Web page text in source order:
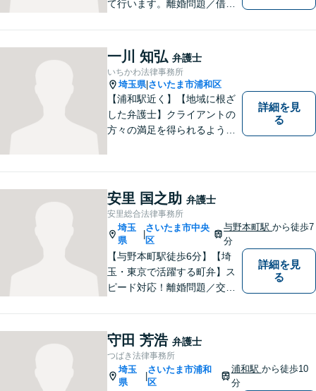
て行います。離婚問題／借
幅広く対応しております。迅
速かつ丁寧な対応を心がけて
おりますので、お気軽にご相
談ください。【弁護士歴10年
以上】【初回相談30分無料】
一川 知弘 弁護士
いちかわ法律事務所
埼玉県| さいたま市浦和区
【浦和駅近く】【地域に根ざ
した弁護士】クライアントの
方々の満足を得られるよう最
題／企業法務など、幅広く対
応可能。【明確な料金体系】
法律トラブルでお悩みの方
は、どうぞお気軽にご相談く
ださい。
詳細を見
る
安里 国之助 弁護士
安里総合法律事務所
埼玉
県
さいたま市中央
区
与野本町駅から徒歩7
分
【与野本町駅徒歩6分】【埼
玉・東京で活躍する町弁】ス
ピード対応！離婚問題／交通
など、お困りごとがあればお
気軽にご相談ください！皆様
が平穏な日々を取り戻せるよ
う、尽力してまいります。
【土日祝・夜間対応◎】
詳細を見
る
守田 芳浩 弁護士
つばき法律事務所
埼玉
県
|
さいたま市浦和
区
浦和駅 から徒歩10
分